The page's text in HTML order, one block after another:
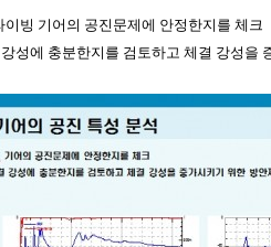
이빙 기어의 공진문제에 안정한지를 체크
성에 충분한지를 검토하고 체결 강성을